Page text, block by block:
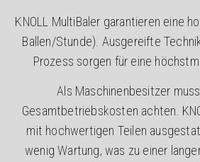
KNOLL MultiBaler garantieren eine
Ballen/Stunde). Ausgereifte
Prozess sorgen für eine
Als Maschinenbesitzer
Gesamtbetriebskosten achten.
mit hochwertigen Teilen
wenig Wartung, was zu einer